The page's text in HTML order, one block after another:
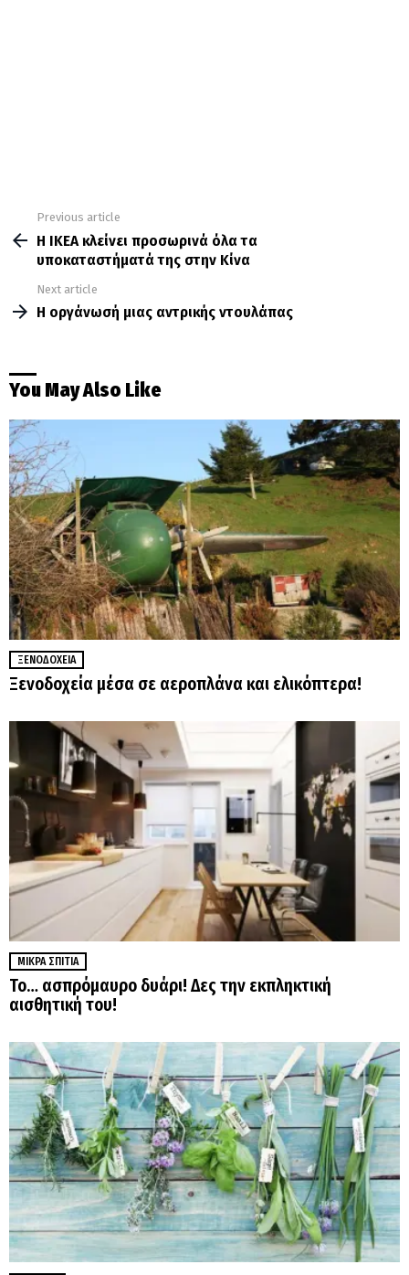
more
Previous article
Η IKEA κλείνει προσωρινά όλα τα
υποκαταστήματά της στην Κίνα
Next article
Η οργάνωσή μιας αντρικής ντουλάπας
You May Also Like
ΞΕΝΟΔΟΧΕΊΑ
Ξενοδοχεία μέσα σε αεροπλάνα και ελικόπτερα!
ΜΙΚΡΆ ΣΠΊΤΙΑ
Το… ασπρόμαυρο δυάρι! Δες την εκπληκτική
αισθητική του!